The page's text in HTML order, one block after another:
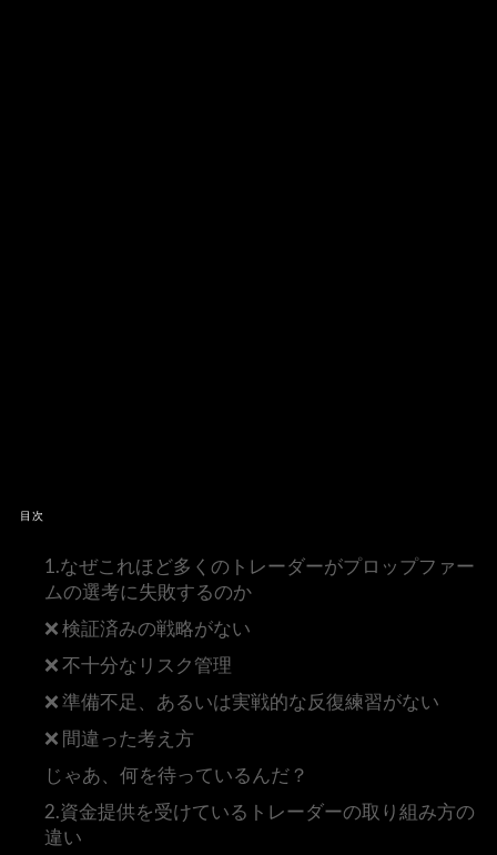
目次
1.なぜこれほど多くのトレーダーがプロップファー
ムの選考に失敗するのか
❌ 検証済みの戦略がない
❌ 不十分なリスク管理
❌ 準備不足、あるいは実戦的な反復練習がない
❌ 間違った考え方
じゃあ、何を待っているんだ？
2.資金提供を受けているトレーダーの取り組み方の
違い